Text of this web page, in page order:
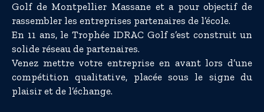
Golf de Montpellier Massane et a pour objectif de
rassembler les entreprises partenaires de l’école.
En 11 ans, le Trophée IDRAC Golf s’est construit un
solide réseau de partenaires.
Venez mettre votre entreprise en avant lors d’une
compétition qualitative, placée sous le signe du
plaisir et de l’échange.